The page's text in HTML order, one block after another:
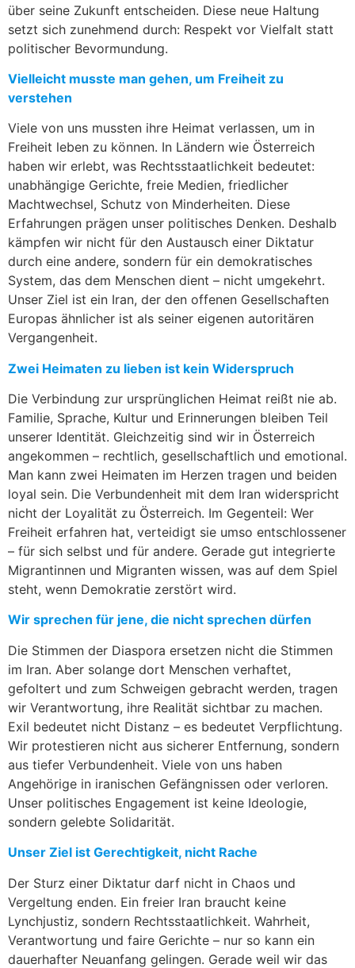
über seine Zukunft entscheiden. Diese neue Haltung
setzt sich zunehmend durch: Respekt vor Vielfalt statt
politischer Bevormundung.
Vielleicht musste man gehen, um Freiheit zu
verstehen
Viele von uns mussten ihre Heimat verlassen, um in
Freiheit leben zu können. In Ländern wie Österreich
haben wir erlebt, was Rechtsstaatlichkeit bedeutet:
unabhängige Gerichte, freie Medien, friedlicher
Machtwechsel, Schutz von Minderheiten. Diese
Erfahrungen prägen unser politisches Denken. Deshalb
kämpfen wir nicht für den Austausch einer Diktatur
durch eine andere, sondern für ein demokratisches
System, das dem Menschen dient – nicht umgekehrt.
Unser Ziel ist ein Iran, der den offenen Gesellschaften
Europas ähnlicher ist als seiner eigenen autoritären
Vergangenheit.
Zwei Heimaten zu lieben ist kein Widerspruch
Die Verbindung zur ursprünglichen Heimat reißt nie ab.
Familie, Sprache, Kultur und Erinnerungen bleiben Teil
unserer Identität. Gleichzeitig sind wir in Österreich
angekommen – rechtlich, gesellschaftlich und emotional.
Man kann zwei Heimaten im Herzen tragen und beiden
loyal sein. Die Verbundenheit mit dem Iran widerspricht
nicht der Loyalität zu Österreich. Im Gegenteil: Wer
Freiheit erfahren hat, verteidigt sie umso entschlossener
– für sich selbst und für andere. Gerade gut integrierte
Migrantinnen und Migranten wissen, was auf dem Spiel
steht, wenn Demokratie zerstört wird.
Wir sprechen für jene, die nicht sprechen dürfen
Die Stimmen der Diaspora ersetzen nicht die Stimmen
im Iran. Aber solange dort Menschen verhaftet,
gefoltert und zum Schweigen gebracht werden, tragen
wir Verantwortung, ihre Realität sichtbar zu machen.
Exil bedeutet nicht Distanz – es bedeutet Verpflichtung.
Wir protestieren nicht aus sicherer Entfernung, sondern
aus tiefer Verbundenheit. Viele von uns haben
Angehörige in iranischen Gefängnissen oder verloren.
Unser politisches Engagement ist keine Ideologie,
sondern gelebte Solidarität.
Unser Ziel ist Gerechtigkeit, nicht Rache
Der Sturz einer Diktatur darf nicht in Chaos und
Vergeltung enden. Ein freier Iran braucht keine
Lynchjustiz, sondern Rechtsstaatlichkeit. Wahrheit,
Verantwortung und faire Gerichte – nur so kann ein
dauerhafter Neuanfang gelingen. Gerade weil wir das